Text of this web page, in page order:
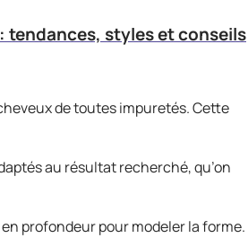
tendances, styles et conseils
de toutes impuretés. Cette
au résultat recherché, qu’on
profondeur pour modeler la forme.